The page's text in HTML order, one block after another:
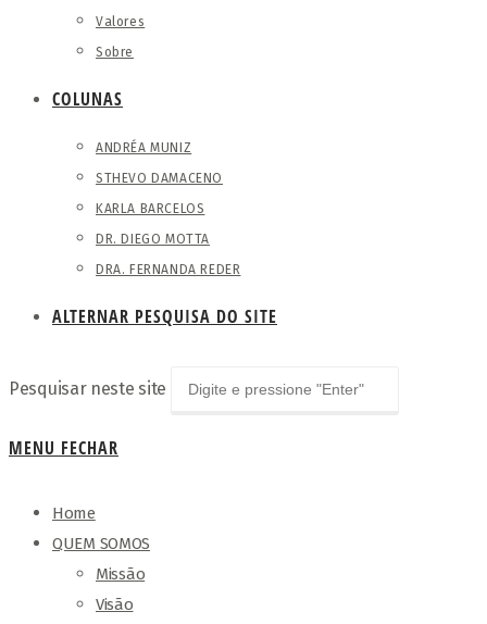
Valores
Sobre
COLUNAS
ANDRÉA MUNIZ
STHEVO DAMACENO
KARLA BARCELOS
DR. DIEGO MOTTA
DRA. FERNANDA REDER
ALTERNAR PESQUISA DO SITE
Pesquisar neste site
MENU FECHAR
Home
QUEM SOMOS
Missão
Visão